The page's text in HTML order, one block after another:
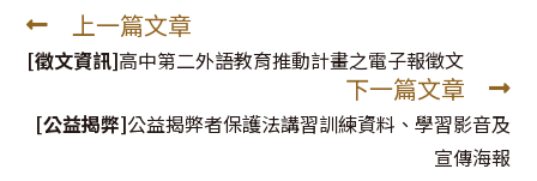
Read
more
上一篇文章
[徵文資訊]高中第二外語教育推動計畫之電子報徵文
下一篇文章
[公益揭弊]公益揭弊者保護法講習訓練資料、學習影音及
宣傳海報